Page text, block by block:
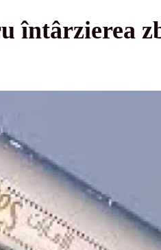
întârzierea